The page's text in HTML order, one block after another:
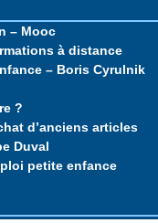
– Mooc
à distance
– Boris Cyrulnik
?
d’anciens articles
Duval
petite enfance